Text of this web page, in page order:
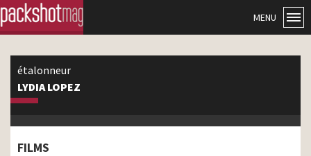
MENU
étalonneur
LYDIA LOPEZ
FILMS